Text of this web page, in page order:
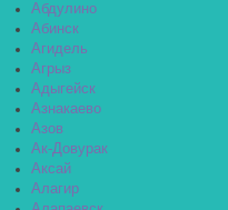
Абдулино
Абинск
Агидель
Агрыз
Адыгейск
Азнакаево
Азов
Ак-Довурак
Аксай
Алагир